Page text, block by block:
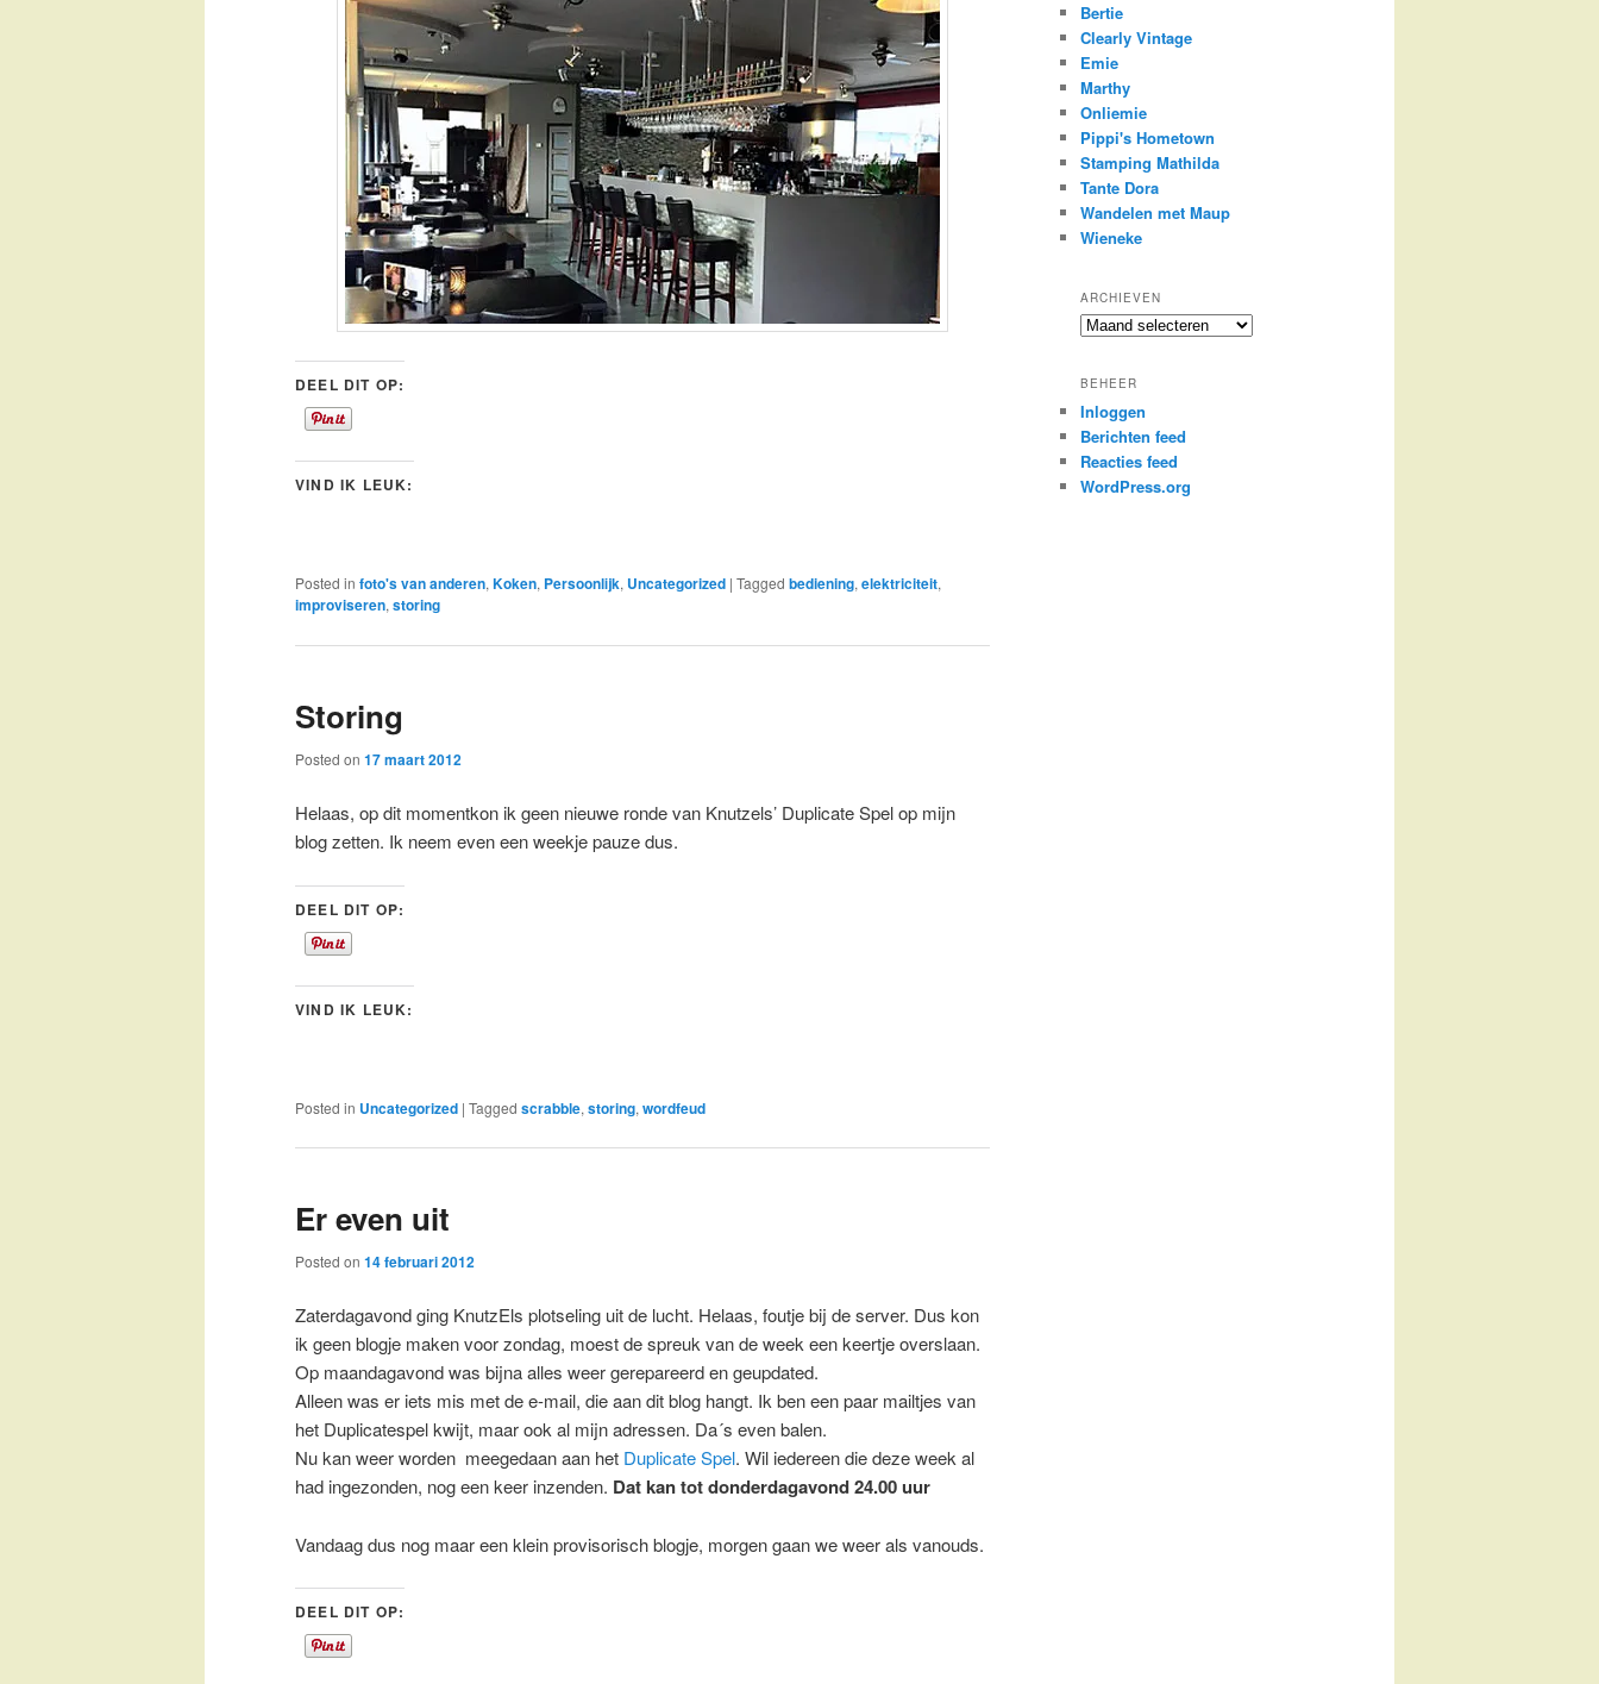
DEEL DIT OP:
VIND IK LEUK:
Posted in foto's van anderen, Koken, Persoonlijk, Uncategorized | Tagged bediening, elektriciteit,
improviseren, storing
Storing
Posted on 17 maart 2012
Helaas, op dit momentkon ik geen nieuwe ronde van Knutzels’ Duplicate Spel op mijn
blog zetten. Ik neem even een weekje pauze dus.
DEEL DIT OP:
VIND IK LEUK:
Posted in Uncategorized | Tagged scrabble, storing, wordfeud
Er even uit
Posted on 14 februari 2012
Zaterdagavond ging KnutzEls plotseling uit de lucht. Helaas, foutje bij de server. Dus kon
ik geen blogje maken voor zondag, moest de spreuk van de week een keertje overslaan.
Op maandagavond was bijna alles weer gerepareerd en geupdated.
Alleen was er iets mis met de e-mail, die aan dit blog hangt. Ik ben een paar mailtjes van
het Duplicatespel kwijt, maar ook al mijn adressen. Da´s even balen.
Nu kan weer worden meegedaan aan het Duplicate Spel. Wil iedereen die deze week al
had ingezonden, nog een keer inzenden. Dat kan tot donderdagavond 24.00 uur
Vandaag dus nog maar een klein provisorisch blogje, morgen gaan we weer als vanouds.
DEEL DIT OP:
Bertie
Clearly Vintage
Emie
Marthy
Onliemie
Pippi's Hometown
Stamping Mathilda
Tante Dora
Wandelen met Maup
Wieneke
ARCHIEVEN
Archieven
BEHEER
Inloggen
Berichten feed
Reacties feed
WordPress.org